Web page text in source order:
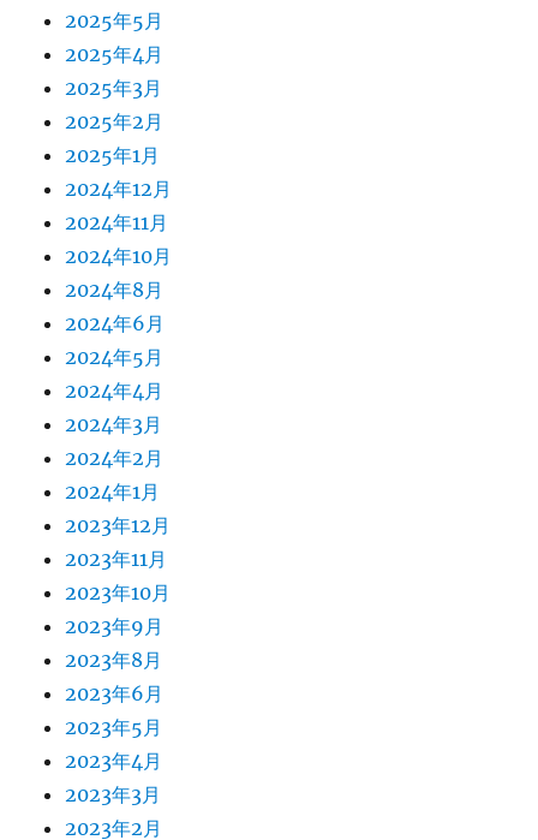
2025年5月
2025年4月
2025年3月
2025年2月
2025年1月
2024年12月
2024年11月
2024年10月
2024年8月
2024年6月
2024年5月
2024年4月
2024年3月
2024年2月
2024年1月
2023年12月
2023年11月
2023年10月
2023年9月
2023年8月
2023年6月
2023年5月
2023年4月
2023年3月
2023年2月